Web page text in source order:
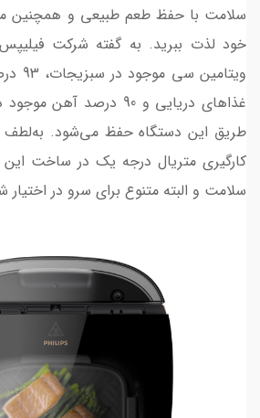
سلامت با حفظ طعم طبیعی و همچنین
غذاهای دریایی و 90
طریق این دستگاه حفظ می‌شود.
کارگیری متریال درجه یک در ساخت این
سلامت و البته متنوع برای سرو در